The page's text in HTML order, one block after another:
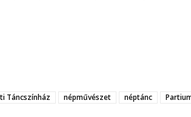
Táncszínház népművészet néptánc